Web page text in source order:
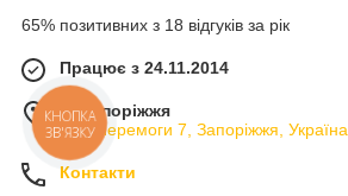
65% позитивних з 18 відгуків за рік
Працює з 24.11.2014
м. Запоріжжя
вул. Перемоги 7, Запоріжжя, Україна
Контакти
КНОПКА
ЗВ'ЯЗКУ